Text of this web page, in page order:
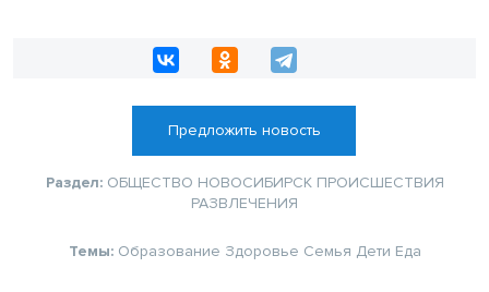
Предложить новость
Раздел: ОБЩЕСТВО НОВОСИБИРСК ПРОИСШЕСТВИЯ
РАЗВЛЕЧЕНИЯ
Темы: Образование Здоровье Семья Дети Еда